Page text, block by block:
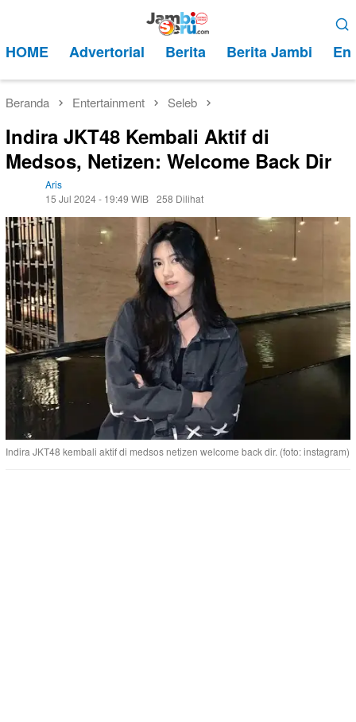
kontenMobile
HOME Advertorial Berita Berita Jambi
Beranda Entertainment Seleb
Indira JKT48 Kembali Aktif di
Medsos, Netizen: Welcome Back Dir
Aris
15 Jul 2024 - 19:49 WIB 258 Dilihat
Indira JKT48 kembali aktif di medsos netizen welcome back dir. (foto: instagram)